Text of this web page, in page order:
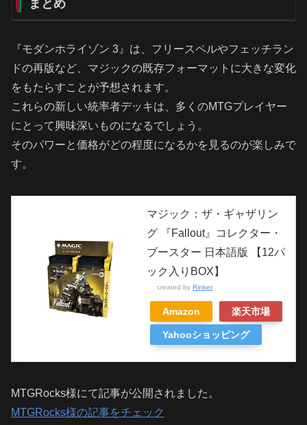
まとめ
『モダンホライゾン 3』は、フリースペルやフェッチラン
ドの再版など、マジックの既存フォーマットに大きな変化
をもたらすことが予想されます。
これらの新しい統率者デッキは、多くのMTGプレイヤー
にとって興味深いものになるでしょう。
そのパワーと価格がどの程度になるかを見るのが楽しみで
す。
マジック：ザ・ギャザリン
グ 『Fallout』コレクター・
ブースター 日本語版 【12パ
ック入りBOX】
created by Rinker
Amazon 楽天市場
Yahooショッピング
MTGRocks様にて記事が公開されました。
MTGRocks様の記事をチェック